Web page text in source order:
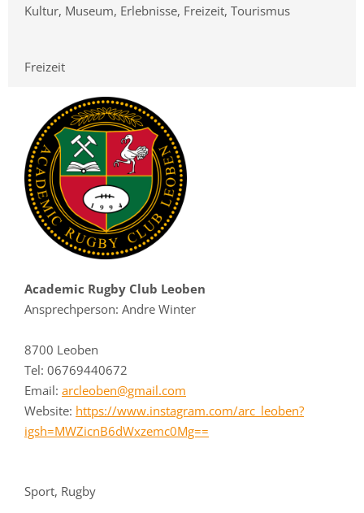
Kultur, Museum, Erlebnisse, Freizeit, Tourismus
Freizeit
Academic Rugby Club Leoben
Ansprechperson: Andre Winter
8700 Leoben
Tel: 06769440672
Email: arcleoben@gmail.com
Website: https://www.instagram.com/arc_leoben?
igsh=MWZicnB6dWxzemc0Mg==
Sport, Rugby